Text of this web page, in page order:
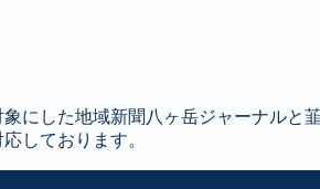
にした地域新聞八ヶ岳ジャーナル
しております。